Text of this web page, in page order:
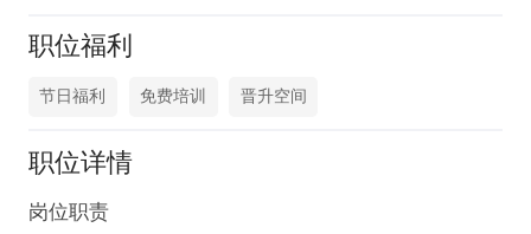
职位福利
节日福利 免费培训 晋升空间
职位详情
岗位职责